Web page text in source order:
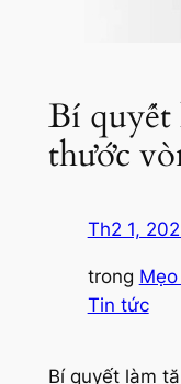
Bí quyết
thước
Th2 1,
trong
Tin tức
Bí quyết làm